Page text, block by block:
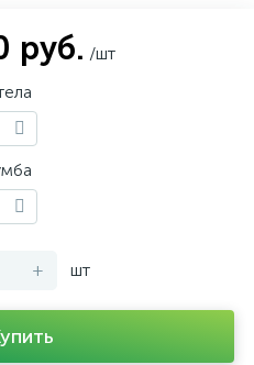
руб. /шт
+ шт